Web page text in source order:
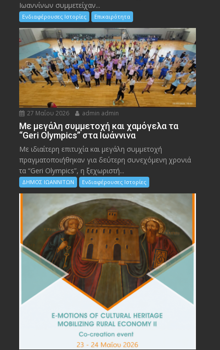
Ιωαννίνων συμμετείχαν...
Ενδιαφέρουσες Ιστορίες Επικαιρότητα
27 Μαΐου 2026 admin admin
Με μεγάλη συμμετοχή και χαμόγελα τα
“Geri Olympics” στα Ιωάννινα
Με ιδιαίτερη επιτυχία και μεγάλη συμμετοχή
πραγματοποιήθηκαν για δεύτερη συνεχόμενη χρονιά
τα “Geri Olympics”, η ξεχωριστή...
ΔΗΜΟΣ ΙΩΑΝΝΙΤΩΝ Ενδιαφέρουσες Ιστορίες